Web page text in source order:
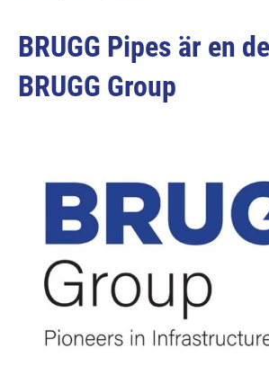
BRUGG Pipes är en
BRUGG Group